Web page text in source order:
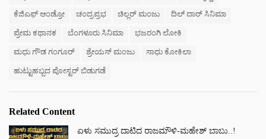
ಕೆಜಿಎಫ್ ಆಂಡ್ರೋ ಚಂದ್ರಪ್ರಭ ಚಿಲ್ಲರ್ ಮಂಜು ದಿಲ್ ದಾರ್ ಸಿನಿಮಾ
ಪ್ರೇಮ ಕಥಾನಕ ಬೆಂಗಳೂರು ಸಿನಿಮಾ ಭಜರಂಗಿ ಲೋಕಿ
ಮಧು ಗೌಡ ಗಂಗೂರ್ ಶ್ರೇಯಸ್ ಮಂಜು ಸಾಧು ಕೋಕಿಲಾ
ಹುಟ್ಟುಹಬ್ಬದ ಪೋಸ್ಟರ್ ಬಿಡುಗಡೆ
Related Content
ಏಳು ಸಮುದ್ರ ದಾಟಿದ ರಾಜಮೌಳಿ-ಮಹೇಶ್ ಬಾಬು..!